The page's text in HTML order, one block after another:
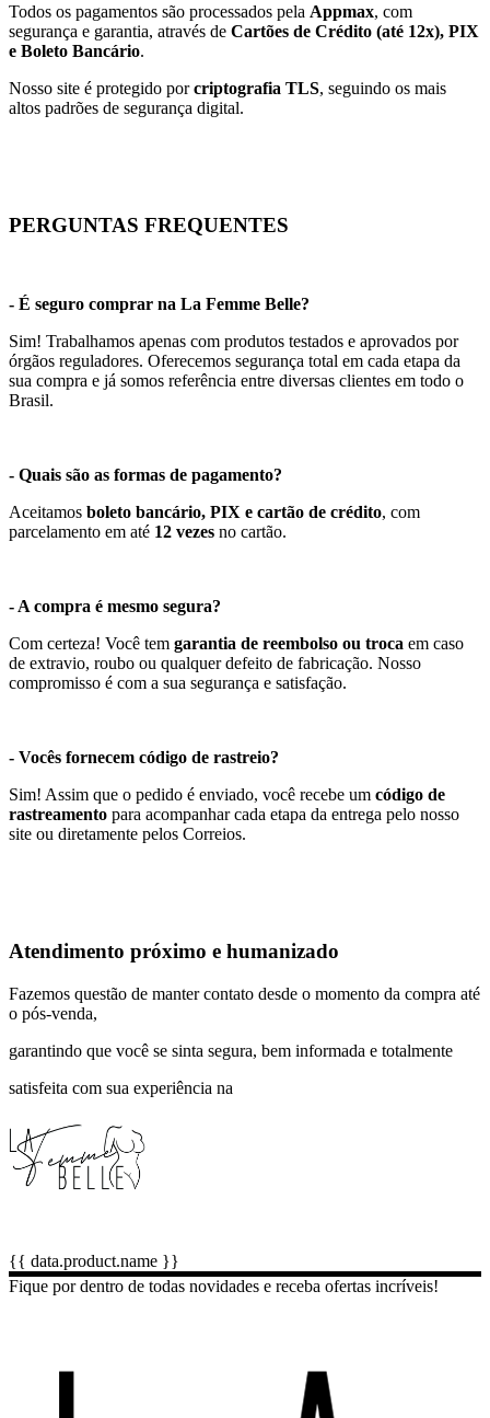
Todos os pagamentos são processados pela Appmax, com
segurança e garantia, através de Cartões de Crédito (até 12x), PIX
e Boleto Bancário.
Nosso site é protegido porcriptografia TLS, seguindo os mais
altos padrões de segurança digital.
PERGUNTAS FREQUENTES
- É seguro comprar na La Femme Belle?
Sim! Trabalhamos apenas com produtos testados e aprovados por
órgãos reguladores. Oferecemos segurança total em cada etapa da
sua compra e já somos referência entre diversas clientes em todo o
Brasil.
- Quais são as formas de pagamento?
Aceitamos boleto bancário, PIX e cartão de crédito, com
parcelamento em até 12 vezes no cartão.
- A compra é mesmo segura?
Com certeza! Você tem garantia de reembolso ou troca em caso
de extravio, roubo ou qualquer defeito de fabricação. Nosso
compromisso é com a sua segurança e satisfação.
- Vocês fornecem código de rastreio?
Sim! Assim que o pedido é enviado, você recebe um código de
rastreamento para acompanhar cada etapa da entrega pelo nosso
site ou diretamente pelos Correios.
Atendimento próximo e humanizado
Fazemos questão de manter contato desde o momento da compra até
o pós-venda,
garantindo que você se sinta segura, bem informada e totalmente
satisfeita com sua experiência na
{{ data.product.name }}
Fique por dentro de todas novidades e receba ofertas incríveis!